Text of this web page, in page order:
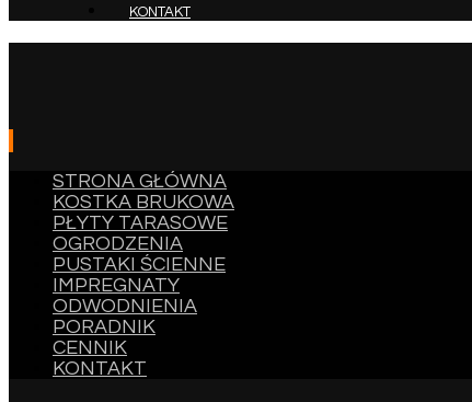
KONTAKT
STRONA GŁÓWNA
KOSTKA BRUKOWA
PŁYTY TARASOWE
OGRODZENIA
PUSTAKI ŚCIENNE
IMPREGNATY
ODWODNIENIA
PORADNIK
CENNIK
KONTAKT